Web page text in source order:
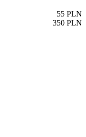
55 PLN
350 PLN